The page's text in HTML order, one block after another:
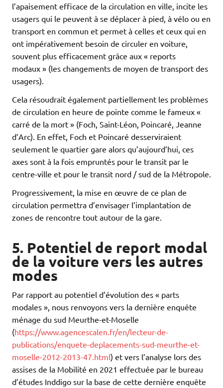
l’apaisement efficace de la circulation en ville, incite les
usagers qui le peuvent à se déplacer à pied, à vélo ou en
transport en commun et permet à celles et ceux qui en
ont impérativement besoin de circuler en voiture,
souvent plus efficacement grâce aux « reports
modaux » (les changements de moyen de transport des
usagers).
Cela résoudrait également partiellement les problèmes
de circulation en heure de pointe comme le fameux «
carré de la mort » (Foch, Saint-Léon, Poincaré, Jeanne
d’Arc). En effet, Foch et Poincaré desserviraient
seulement le quartier gare alors qu’aujourd’hui, ces
axes sont à la fois empruntés pour le transit par le
centre-ville et pour le transit nord / sud de la Métropole.
Progressivement, la mise en œuvre de ce plan de
circulation permettra d’envisager l’implantation de
zones de rencontre tout autour de la gare.
5. Potentiel de report modal
de la voiture vers les autres
modes
Par rapport au potentiel d’évolution des « parts
modales », nous renvoyons vers la dernière enquête
ménage du sud Meurthe-et-Moselle
(https://www.agencescalen.fr/en/lecteur-de-
publications/enquete-deplacements-sud-meurthe-et-
moselle-2012-2013-47.html) et vers l’analyse lors des
assises de la Mobilité en 2021 effectuée par le bureau
d’études Inddigo sur la base de cette dernière enquête